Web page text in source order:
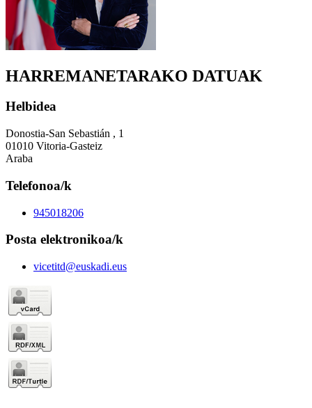
HARREMANETARAKO DATUAK
Helbidea
Donostia-San Sebastián , 1
01010 Vitoria-Gasteiz
Araba
Telefonoa/k
945018206
Posta elektronikoa/k
vicetitd@euskadi.eus